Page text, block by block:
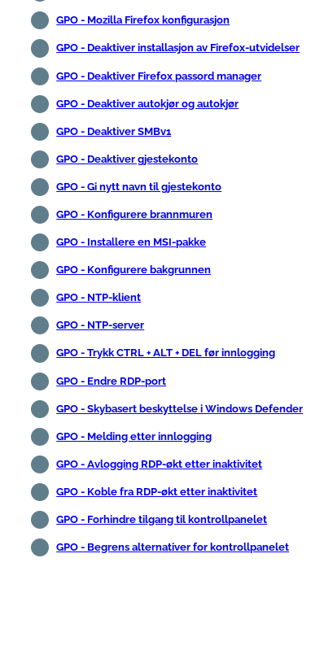
GPO - Mozilla Firefox konfigurasjon
GPO - Deaktiver installasjon av Firefox-utvidelser
GPO - Deaktiver Firefox passord manager
GPO - Deaktiver autokjør og autokjør
GPO - Deaktiver SMBv1
GPO - Deaktiver gjestekonto
GPO - Gi nytt navn til gjestekonto
GPO - Konfigurere brannmuren
GPO - Installere en MSI-pakke
GPO - Konfigurere bakgrunnen
GPO - NTP-klient
GPO - NTP-server
GPO - Trykk CTRL + ALT + DEL før innlogging
GPO - Endre RDP-port
GPO - Skybasert beskyttelse i Windows Defender
GPO - Melding etter innlogging
GPO - Avlogging RDP-økt etter inaktivitet
GPO - Koble fra RDP-økt etter inaktivitet
GPO - Forhindre tilgang til kontrollpanelet
GPO - Begrens alternativer for kontrollpanelet